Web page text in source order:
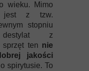
wieku. Mimo
jest z tzw.
stopniu
z
sprzęt ten nie
jakości
spirytusie. To